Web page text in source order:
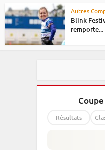
Autres
Blink
remporte...
Résultats